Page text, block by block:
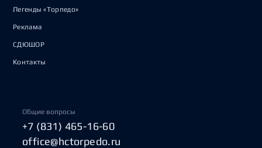
Легенды «Торпедо»
Реклама
СДЮШОР
Контакты
Общие вопросы
+7 (831) 465-16-60
office@hctorpedo.ru